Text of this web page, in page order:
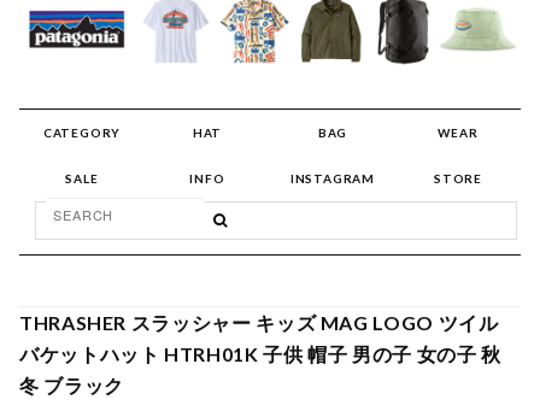
CATEGORY HAT BAG WEAR
SALE INFO INSTAGRAM STORE
THRASHER スラッシャー キッズ MAG LOGO ツイル
バケットハット HTRH01K 子供 帽子 男の子 女の子 秋
冬 ブラック